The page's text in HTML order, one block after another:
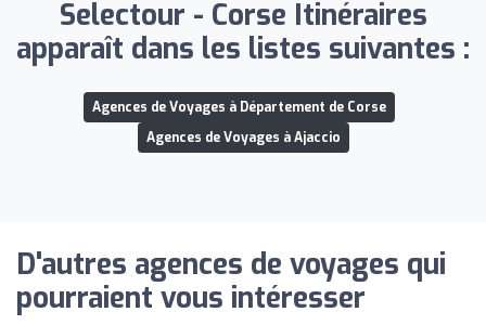
Selectour - Corse Itinéraires
apparaît dans les listes suivantes :
Agences de Voyages à Département de Corse
Agences de Voyages à Ajaccio
D'autres agences de voyages qui
pourraient vous intéresser